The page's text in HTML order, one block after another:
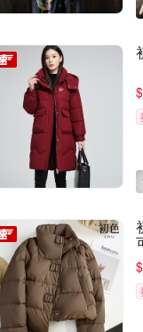
$
$